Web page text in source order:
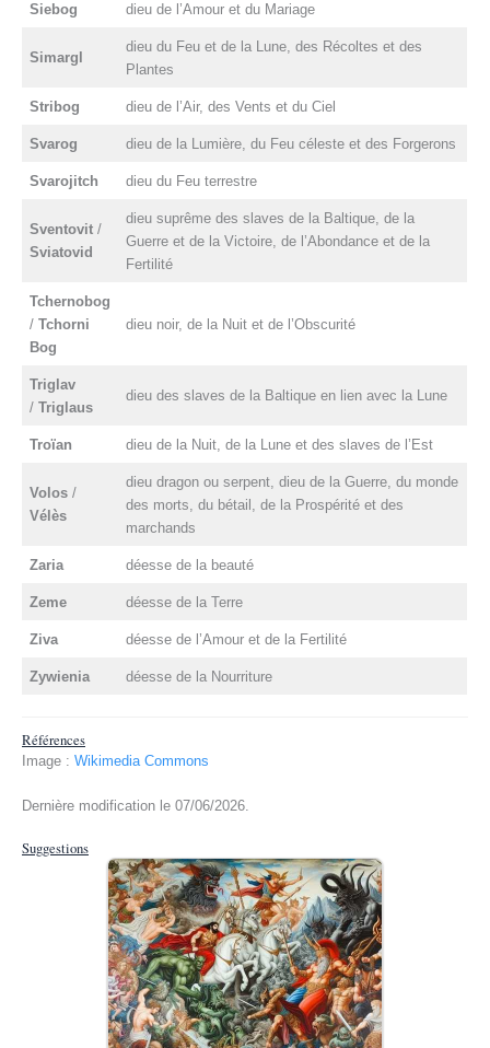
Siebog dieu de l’Amour et du Mariage
Simargl
dieu du Feu et de la Lune, des Récoltes et des
Plantes
Stribog dieu de l’Air, des Vents et du Ciel
Svarog dieu de la Lumière, du Feu céleste et des Forgerons
Svarojitch dieu du Feu terrestre
Sventovit /
Sviatovid
dieu suprême des slaves de la Baltique, de la
Guerre et de la Victoire, de l’Abondance et de la
Fertilité
Tchernobog
/Tchorni
Bog
dieu noir, de la Nuit et de l’Obscurité
Triglav
/Triglaus
dieu des slaves de la Baltique en lien avec la Lune
Troïan dieu de la Nuit, de la Lune et des slaves de l’Est
Volos /
Vélès
dieu dragon ou serpent, dieu de la Guerre, du monde
des morts, du bétail, de la Prospérité et des
marchands
Zaria déesse de la beauté
Zeme déesse de la Terre
Ziva déesse de l’Amour et de la Fertilité
Zywienia déesse de la Nourriture
Références
Image : Wikimedia Commons
Dernière modification le 07/06/2026.
Suggestions